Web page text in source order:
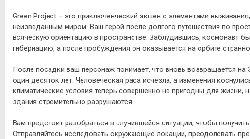
Green Project – это приключенческий экшен с элементами
неизведанным миром. Ваш герой после долгого путешествия по
всяческую ориентацию в пространстве. Заблудившись, космонавт
гибернацию, а после пробуждения он оказывается на орбите
После посадки ваш персонаж понимает, что вновь возвращается
один десяток лет. Человеческая раса исчезла, а изменения
климатические условия теперь совершенно не пригодны для жизни,
здания стремительно разрушаются.
Вам предстоит разобраться в случившейся ситуации, чтобы
Отправляйтесь исследовать окружающие локации, преодолевать